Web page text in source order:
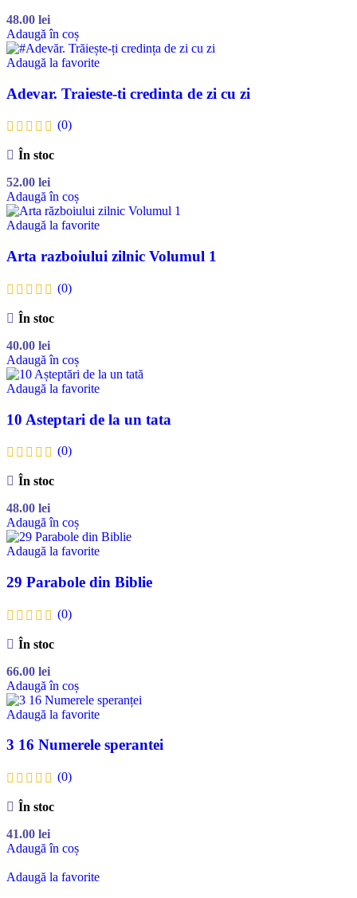
48.00 lei
Adaugă în coș
Adaugă la favorite
Adevar. Traieste-ti credinta de zi cu zi
(0)
În stoc
52.00 lei
Adaugă în coș
Adaugă la favorite
Arta razboiului zilnic Volumul 1
(0)
În stoc
40.00 lei
Adaugă în coș
Adaugă la favorite
10 Asteptari de la un tata
(0)
În stoc
48.00 lei
Adaugă în coș
Adaugă la favorite
29 Parabole din Biblie
(0)
În stoc
66.00 lei
Adaugă în coș
Adaugă la favorite
3 16 Numerele sperantei
(0)
În stoc
41.00 lei
Adaugă în coș
Adaugă la favorite